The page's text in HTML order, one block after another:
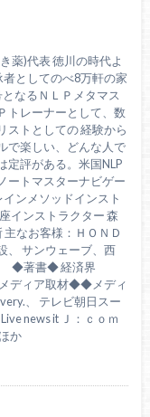
薬)代表 徳川の時代よ
としてのべ8万軒の家
なるＮＬＰメタマス
トレーナーとして、数
ストとしての 経験から
で楽しい、どんな人で
定評がある。米国NLP
ートマスターナビゲー
ンメソッドインスト
インストラクター 森
なお客様：ＨＯＮＤ
、 サンウェーブ、西
◆著書◆ 経済界
ディア取材◆◆メディ
、 テレビ朝日スー
news it Ｊ：ｃｏｍ
か